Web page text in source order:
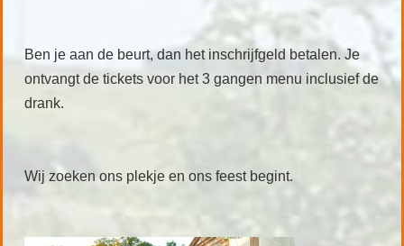
Ben je aan de beurt, dan het inschrijfgeld betalen. Je
ontvangt de tickets voor het 3 gangen menu inclusief de
drank.
Wij zoeken ons plekje en ons feest begint.